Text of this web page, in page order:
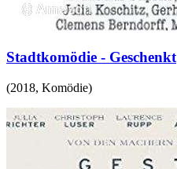
Stadtkomödie - Geschenkt
(2018, Komödie)